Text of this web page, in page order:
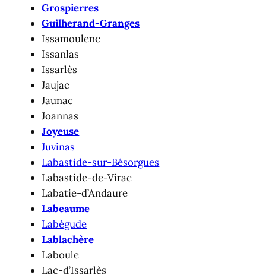
Grospierres
Guilherand-Granges
Issamoulenc
Issanlas
Issarlès
Jaujac
Jaunac
Joannas
Joyeuse
Juvinas
Labastide-sur-Bésorgues
Labastide-de-Virac
Labatie-d’Andaure
Labeaume
Labégude
Lablachère
Laboule
Lac-d’Issarlès